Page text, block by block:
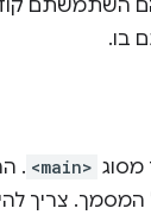
השתמשתם
בו.
מסוג <main>
.
צריך